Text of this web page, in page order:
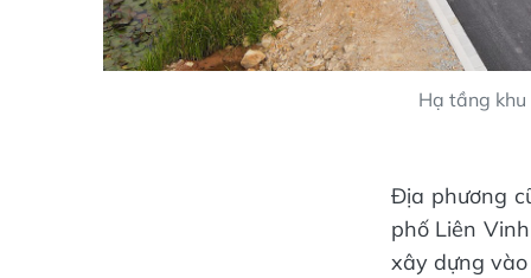
Hạ tầng
Địa phương
phố Liên
xây dựng